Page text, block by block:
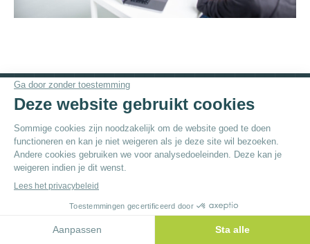
© By
Menu du bas - NL